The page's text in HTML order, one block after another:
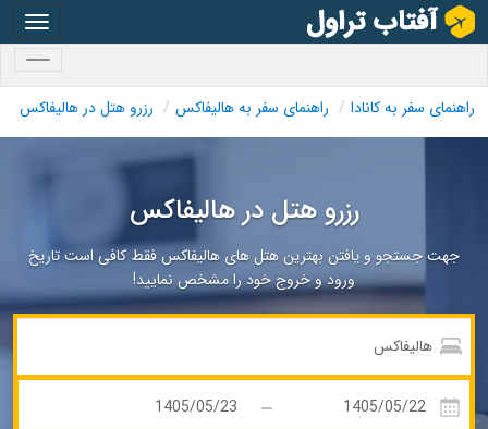
راهنمای سفر به کانادا راهنمای سفر به هالیفاکس رزرو هتل در هالیفاکس
رزرو هتل در هالیفاکس
جهت جستجو و یافتن بهترین هتل های هالیفاکس فقط کافی است تاریخ
ورود و خروج خود را مشخص نمایید!